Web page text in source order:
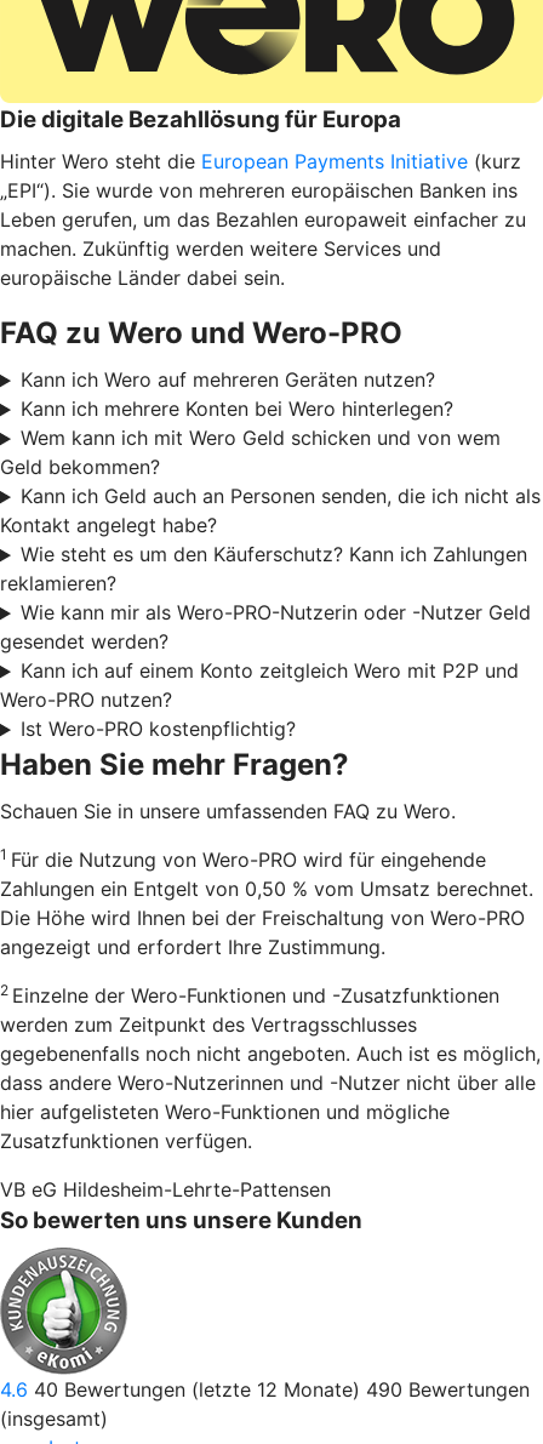
Die digitale Bezahllösung für Europa
Hinter Wero steht die European Payments Initiative (kurz
„EPI“). Sie wurde von mehreren europäischen Banken ins
Leben gerufen, um das Bezahlen europaweit einfacher zu
machen. Zukünftig werden weitere Services und
europäische Länder dabei sein.
FAQ zu Wero und Wero-PRO
Kann ich Wero auf mehreren Geräten nutzen?
Kann ich mehrere Konten bei Wero hinterlegen?
Wem kann ich mit Wero Geld schicken und von wem
Geld bekommen?
Kann ich Geld auch an Personen senden, die ich nicht als
Kontakt angelegt habe?
Wie steht es um den Käuferschutz? Kann ich Zahlungen
reklamieren?
Wie kann mir als Wero-PRO-Nutzerin oder -Nutzer Geld
gesendet werden?
Kann ich auf einem Konto zeitgleich Wero mit P2P und
Wero-PRO nutzen?
Ist Wero-PRO kostenpflichtig?
Haben Sie mehr Fragen?
Schauen Sie in unsere umfassenden FAQ zu Wero.
1 Für die Nutzung von Wero-PRO wird für eingehende
Zahlungen ein Entgelt von 0,50 % vom Umsatz berechnet.
Die Höhe wird Ihnen bei der Freischaltung von Wero-PRO
angezeigt und erfordert Ihre Zustimmung.
2 Einzelne der Wero-Funktionen und -Zusatzfunktionen
werden zum Zeitpunkt des Vertragsschlusses
gegebenenfalls noch nicht angeboten. Auch ist es möglich,
dass andere Wero-Nutzerinnen und -Nutzer nicht über alle
hier aufgelisteten Wero-Funktionen und mögliche
Zusatzfunktionen verfügen.
VB eG Hildesheim-Lehrte-Pattensen
So bewerten uns unsere Kunden
4.6 40 Bewertungen (letzte 12 Monate) 490 Bewertungen
(insgesamt)